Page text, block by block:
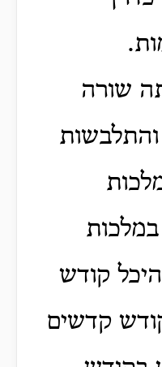
שורה
קודש
קדשים